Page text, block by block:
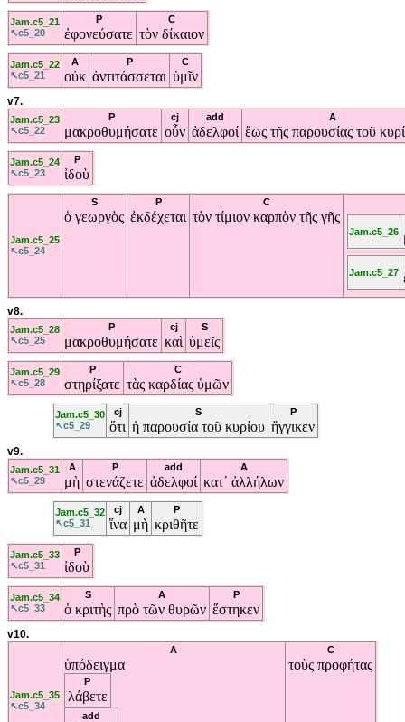
Jam.c5_21
↖c5_20
P
ἐφονεύσατε
C
τὸν δίκαιον
Jam.c5_22
↖c5_21
A
οὐκ
P
ἀντιτάσσεται
C
ὑμῖν
v7.
Jam.c5_23
↖c5_22
P
μακροθυμήσατε
cj
οὖν
add
ἀδελφοί
A
ἕως τῆς παρουσίας τοῦ
Jam.c5_24
↖c5_23
P
ἰδοὺ
Jam.c5_25
↖c5_24
S
ὁ γεωργὸς
P
ἐκδέχεται
C
τὸν τίμιον καρπὸν τῆς γῆς
Jam.c5_26
Jam.c5_27
v8.
Jam.c5_28
↖c5_25
P
μακροθυμήσατε
cj
καὶ
S
ὑμεῖς
Jam.c5_29
↖c5_28
P
στηρίξατε
C
τὰς καρδίας ὑμῶν
Jam.c5_30
↖c5_29
cj
ὅτι
S
ἡ παρουσία τοῦ κυρίου
P
ἤγγικεν
v9.
Jam.c5_31
↖c5_29
A
μὴ
P
στενάζετε
add
ἀδελφοί
A
κατ᾽ ἀλλήλων
Jam.c5_32
↖c5_31
cj
ἵνα
A
μὴ
P
κριθῆτε
Jam.c5_33
↖c5_31
P
ἰδοὺ
Jam.c5_34
↖c5_33
S
ὁ κριτὴς
A
πρὸ τῶν θυρῶν
P
ἕστηκεν
v10.
Jam.c5_35
↖c5_34
A
ὑπόδειγμα
P
λάβετε
add
C
τοὺς προφήτας